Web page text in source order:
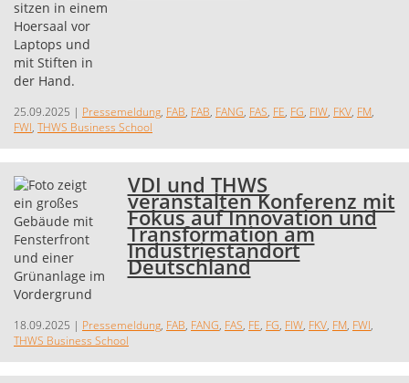
25.09.2025 | Pressemeldung, FAB, FAB, FANG, FAS, FE, FG, FIW, FKV, FM,
FWI, THWS Business School
VDI und THWS
veranstalten Konferenz mit
Fokus auf Innovation und
Transformation am
Industriestandort
Deutschland
18.09.2025 | Pressemeldung, FAB, FANG, FAS, FE, FG, FIW, FKV, FM, FWI,
THWS Business School